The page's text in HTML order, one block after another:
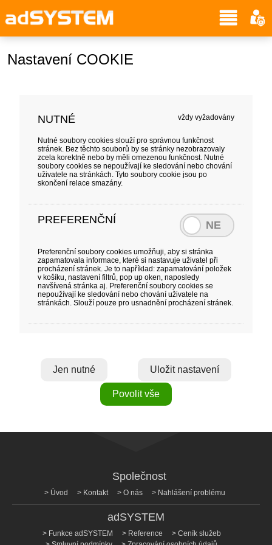
Nastavení COOKIE
NUTNÉ vždy vyžadovány
Nutné soubory cookies slouží pro správnou funkčnost
stránek. Bez těchto souborů by se stránky nezobrazovaly
zcela korektně nebo by měli omezenou funkčnost. Nutné
soubory cookies se nepoužívají ke sledování nebo chování
uživatele na stránkách. Tyto soubory cookie jsou po
skončení relace smazány.
PREFERENČNÍ
Preferenční soubory cookies umožňuji, aby si stránka
zapamatovala informace, které si nastavuje uživatel při
procházení stránek. Je to například: zapamatování položek
v košíku, nastavení filtrů, pop up oken, naposledy
navšívená stránka aj. Preferenční soubory cookies se
nepoužívají ke sledování nebo chování uživatele na
stránkách. Slouží pouze pro usnadnění procházení stránek.
Jen nutné Uložit nastavení
Povolit vše
Společnost
Úvod Kontakt O nás Nahlášení problému
adSYSTEM
Funkce adSYSTEM Reference
Ceník služeb